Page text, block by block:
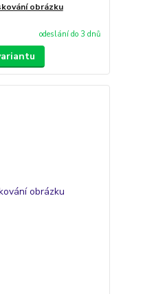
obrázku
odeslání do 3 dnů